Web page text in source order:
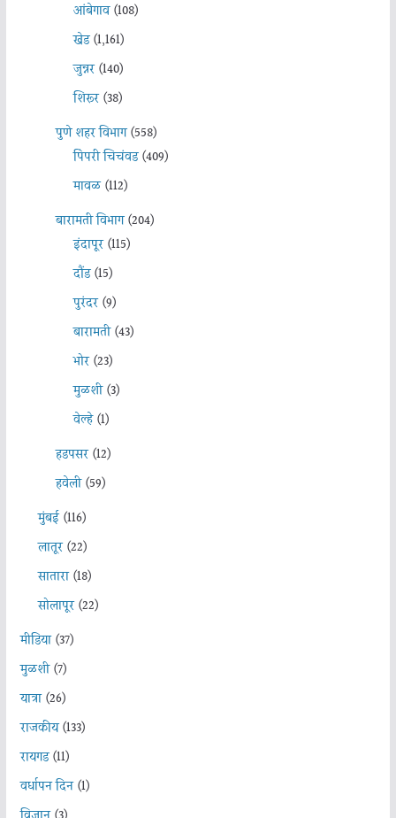
आंबेगाव(108)
खेड(1,161)
जुन्नर(140)
शिरूर(38)
पुणे शहर विभाग(558)
पिंपरी चिचंवड(409)
मावळ(112)
बारामती विभाग(204)
इंदापूर(115)
दौंड(15)
पुरंदर(9)
बारामती(43)
भोर(23)
मुळशी(3)
वेल्हे(1)
हडपसर(12)
हवेली(59)
मुंबई(116)
लातूर(22)
सातारा(18)
सोलापूर(22)
मीडिया(37)
मुळशी(7)
यात्रा(26)
राजकीय(133)
रायगड(11)
वर्धापन दिन(1)